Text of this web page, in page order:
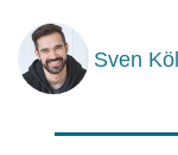
Sven